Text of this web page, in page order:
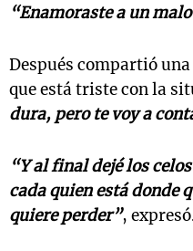
“Enamoraste a un
Después compartió
que está triste con la
dura, pero te voy a
“Y al final dejé los
cada quien está donde
quiere perder”,